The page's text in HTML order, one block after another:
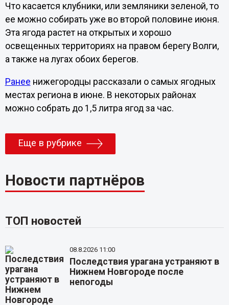
Что касается клубники, или земляники зеленой, то
ее можно собирать уже во второй половине июня.
Эта ягода растет на открытых и хорошо
освещенных территориях на правом берегу Волги,
а также на лугах обоих берегов.
Ранее нижегородцы рассказали о самых ягодных
местах региона в июне. В некоторых районах
можно собрать до 1,5 литра ягод за час.
Еще в рубрике
Новости партнёров
ТОП новостей
08.8.2026 11:00
Последствия урагана устраняют в
Нижнем Новгороде после
непогоды